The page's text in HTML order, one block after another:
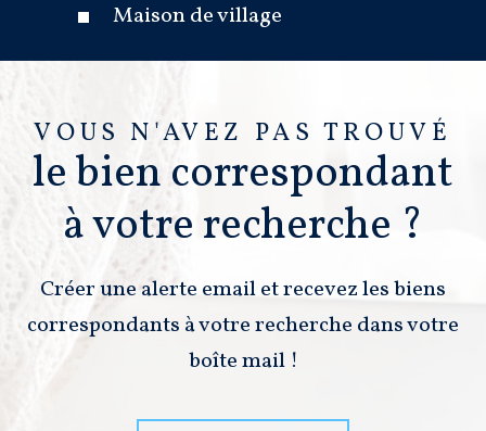
Maison de village
VOUS N'AVEZ PAS TROUVÉ
le bien correspondant
à votre recherche ?
Créer une alerte email et recevez les biens
correspondants à votre recherche dans votre
boîte mail !